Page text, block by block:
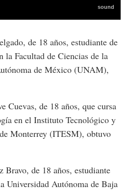
de 18 años, estudiante de
la Facultad de Ciencias de la
de México (UNAM),
Cuevas, de 18 años, que cursa
en el Instituto Tecnológico y
Monterrey (ITESM), obtuvo
Bravo, de 18 años, estudiante
Universidad Autónoma de Baja